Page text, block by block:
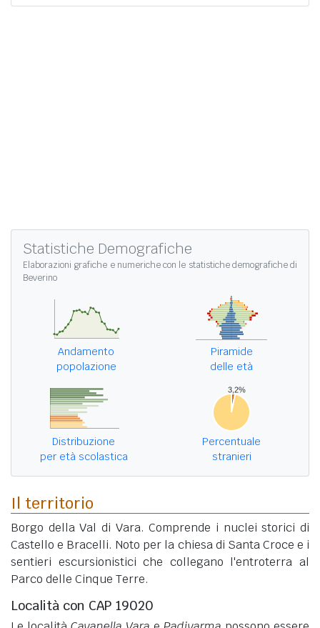
Statistiche Demografiche
Elaborazioni grafiche e numeriche con le statistiche demografiche di
Beverino
Andamento
popolazione
Piramide
delle età
Distribuzione
per età scolastica
Percentuale
stranieri
Il territorio
Borgo della Val di Vara. Comprende i nuclei storici di
Castello e Bracelli. Noto per la chiesa di Santa Croce e i
sentieri escursionistici che collegano l'entroterra al
Parco delle Cinque Terre.
Località con CAP 19020